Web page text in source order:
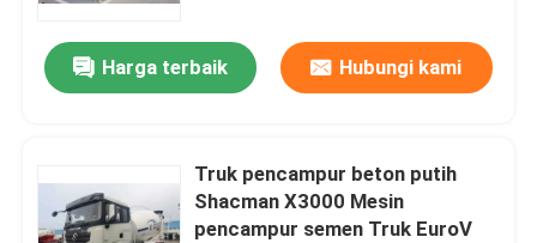
Harga terbaik Hubungi kami
Truk pencampur beton putih
Shacman X3000 Mesin
pencampur semen Truk EuroV